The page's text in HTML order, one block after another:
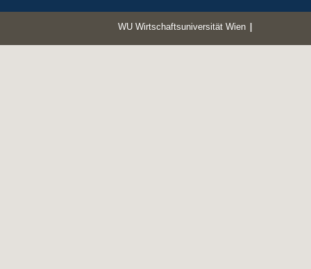
WU Wirtschaftsuniversität Wien